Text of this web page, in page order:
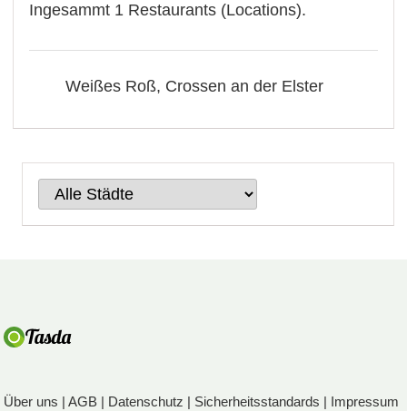
Ingesammt 1 Restaurants (Locations).
Weißes Roß, Crossen an der Elster
Über uns |AGB | Datenschutz | Sicherheitsstandards | Impressum